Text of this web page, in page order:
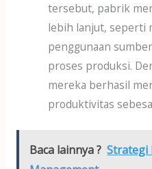
tersebut, pabrik
lebih lanjut, seperti
penggunaan
proses produksi.
mereka berhasil
produktivitas
Baca lainnya ? Strategi